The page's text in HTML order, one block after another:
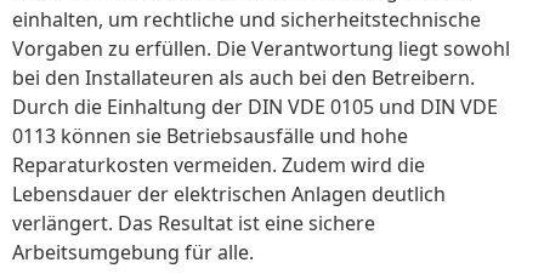
einhalten, um rechtliche und sicherheitstechnische
Vorgaben zu erfüllen. Die Verantwortung liegt sowohl
bei den Installateuren als auch bei den Betreibern.
Durch die Einhaltung der DIN VDE 0105 und DIN VDE
0113 können sie Betriebsausfälle und hohe
Reparaturkosten vermeiden. Zudem wird die
Lebensdauer der elektrischen Anlagen deutlich
verlängert. Das Resultat ist eine sichere
Arbeitsumgebung für alle.